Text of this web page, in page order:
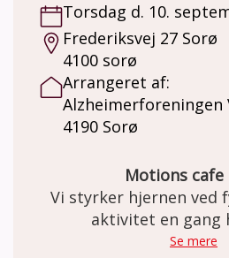
fællesskab, hvor personer
opleve glæden ved at
andre.
deltagernes behov og
en tryg og stimulerende
og sang har en positiv
frirum fra hverdagens
kreativt og omsorgsfuldt
demenssyge skal ikke
deltager GRATIS. Kun
Torsdag d. 10.
Frederiksvej 27 Sorø
4100 sorø
Arrangeret af:
4190 Sorø
Motions cafe
Vi styrker hjernen ved
aktivitet en gang
Se mere